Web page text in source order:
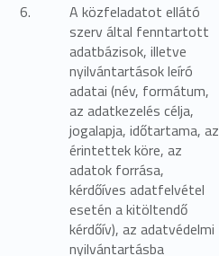
6.
A közfeladatot ellátó
szerv által fenntartott
adatbázisok, illetve
nyilvántartások leíró
adatai (név, formátum,
az adatkezelés célja,
jogalapja, időtartama, az
érintettek köre, az
adatok forrása,
kérdőíves adatfelvétel
esetén a kitöltendő
kérdőív), az adatvédelmi
nyilvántartásba